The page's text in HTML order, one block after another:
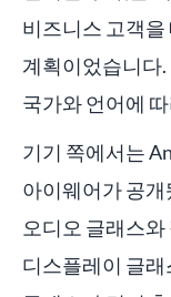
비즈니스 고객
계획이었습니다.
국가와 언어에
기기 쪽에서는
아이웨어가 공
오디오 글래스
디스플레이 글래